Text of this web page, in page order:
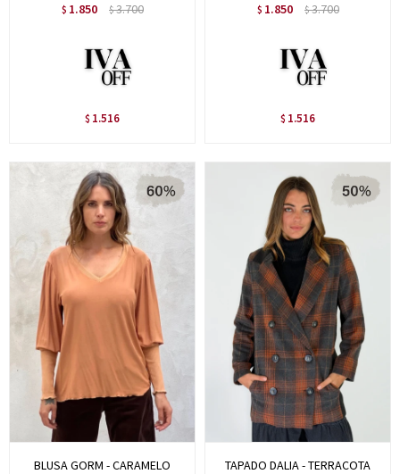
$ 1.850 $3.700
$ 1.516
$ 1.850 $3.700
$ 1.516
BLUSA GORM - CARAMELO TAPADO DALIA - TERRACOTA